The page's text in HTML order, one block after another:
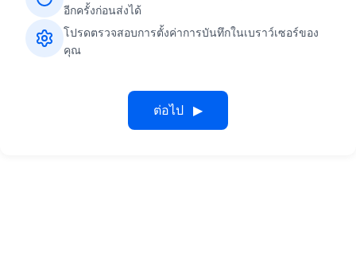
อีกครั้งก่อนส่งได้
โปรดตรวจสอบการตั้งค่าการบันทึกในเบราว์เซอร์ของ
คุณ
ต่อไป ▶